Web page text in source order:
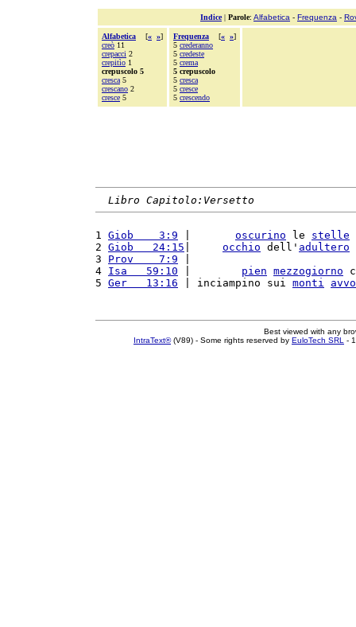
Indice| Parole: Alfabetica - Frequenza -
Alfabetica [« »]
creò 11
crepacci 2
crepitìo 1
crepuscolo 5
cresca 5
crescano 2
cresce 5
Frequenza [« »]
5 crederanno
5 credeste
5 crema
5 crepuscolo
5 cresca
5 cresce
5 crescendo
Libro Capitolo:Versetto
1 Giob    3:9 oscurino le stelle
2 Giob   24:15 occhio dell' adultero
3 Prov    7:9
4 Isa   59:10 pien mezzogiorno
5 Ger   13:16 | inciampino sui monti
Best viewed with any
IntraText®(V89) - Some rights reserved by EuloTech SRL -